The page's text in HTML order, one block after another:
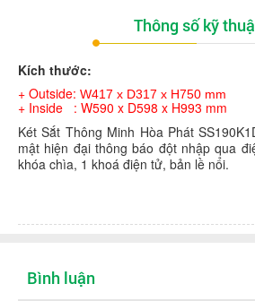
Thông số kỹ
Kích thước:
+ Outside: W417 x D317 x H750 mm
+ Inside : W590 x D598 x H993 mm
Két Sắt Thông Minh Hòa Phát
mật hiện đại thông báo đột nhập qua
khóa chìa, 1 khoá điện tử, bản lề nổi.
Bình luận